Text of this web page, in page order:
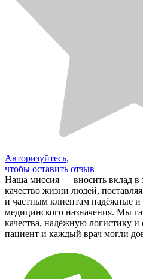
Авторизуйтесь,
чтобы оставить отзыв
Наша миссия — вносить вклад в
качество жизни людей,
и частным клиентам надёжные и
медицинского назначения. Мы
качества, надёжную логистику
пациент и каждый врач могли